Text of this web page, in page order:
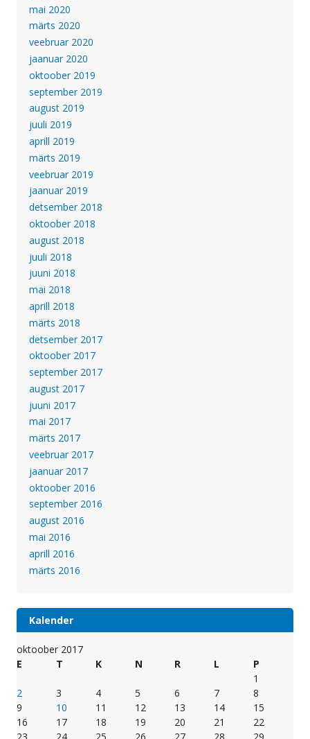
mai 2020
märts 2020
veebruar 2020
jaanuar 2020
oktoober 2019
september 2019
august 2019
juuli 2019
aprill 2019
märts 2019
veebruar 2019
jaanuar 2019
detsember 2018
oktoober 2018
august 2018
juuli 2018
juuni 2018
mai 2018
aprill 2018
märts 2018
detsember 2017
oktoober 2017
september 2017
august 2017
juuni 2017
mai 2017
märts 2017
veebruar 2017
jaanuar 2017
oktoober 2016
september 2016
august 2016
mai 2016
aprill 2016
märts 2016
Kalender
oktoober 2017
E
T K N R L
P
1
2
3 4 5 6 7
8
9
10 11 12 13 14
15
16
17 18 19 20 21
22